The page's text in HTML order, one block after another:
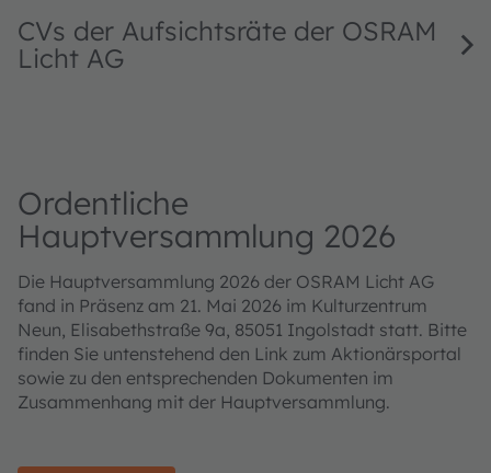
CVs der Aufsichtsräte der OSRAM
Licht AG
Ordentliche
Hauptversammlung 2026
Die Hauptversammlung 2026 der OSRAM Licht AG
fand in Präsenz am 21. Mai 2026 im Kulturzentrum
Neun, Elisabethstraße 9a, 85051 Ingolstadt statt. Bitte
finden Sie untenstehend den Link zum Aktionärsportal
sowie zu den entsprechenden Dokumenten im
Zusammenhang mit der Hauptversammlung.